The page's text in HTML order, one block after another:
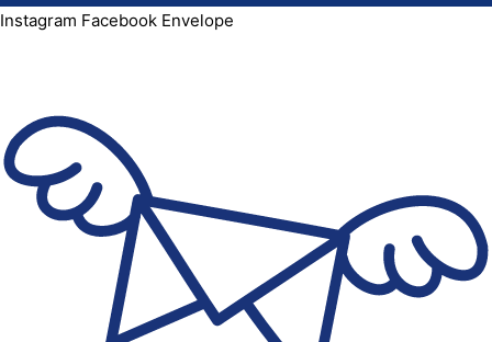
Instagram Facebook Envelope